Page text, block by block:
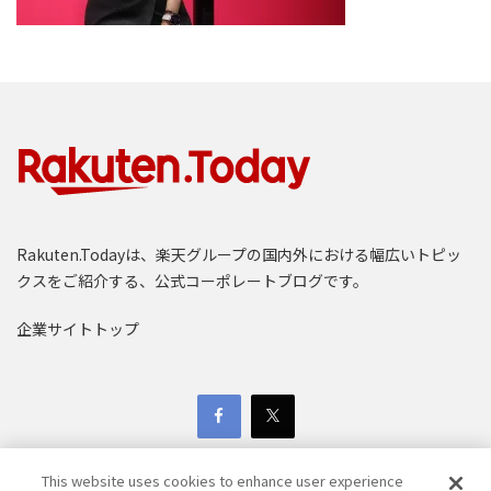
Rakuten.Todayは、楽天グループの国内外における幅広いトピッ
クスをご紹介する、公式コーポレートブログです。
企業サイトトップ
This website uses cookies to enhance user experience